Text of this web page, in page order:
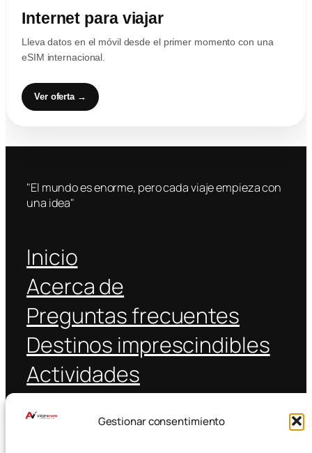
Gestionar consentimiento
Internet para viajar
Lleva datos en el móvil desde el primer momento con una
eSIM internacional.
Ver oferta →
"El mundo es enorme, pero cada viaje empieza con
una idea"
Inicio
Acerca de
Preguntas frecuentes
Destinos imprescindibles
Actividades
Transporte público